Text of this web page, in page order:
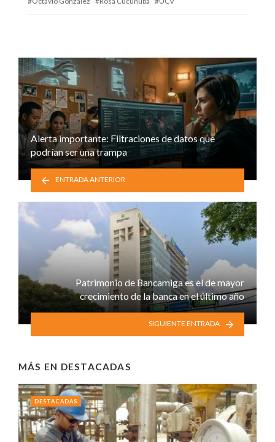
Alerta importante: Filtraciones de datos que
podrían ser una trampa
ENTRADA ANTERIOR
Patrimonio de Bancamiga es el de mayor
crecimiento de la banca en el último año
SIGUIENTE ENTRADA
MÁS EN DESTACADAS
DESTACADAS